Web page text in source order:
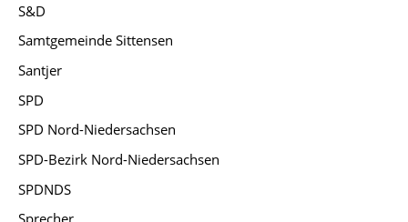
S&D
Samtgemeinde Sittensen
Santjer
SPD
SPD Nord-Niedersachsen
SPD-Bezirk Nord-Niedersachsen
SPDNDS